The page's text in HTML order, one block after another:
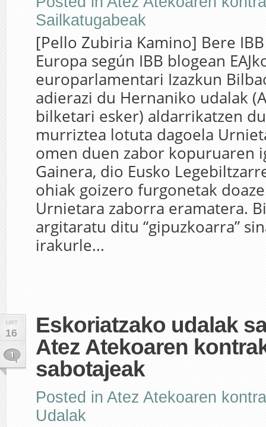
Sailkatugabeak
[Pello Zubiria Kamino] Bere
Europa según IBB blogean
europarlamentari Izazkun
adierazi du Hernaniko udalak
bilketari esker) aldarrikatzen
murriztea lotuta dagoela
omen duen zabor kopuruaren
Gainera, dio Eusko
ohiak goizero furgonetak
Urnietara zaborra eramatera.
argitaratu ditu “gipuzkoarra”
irakurle...
URT
16
1
Eskoriatzako udalak
Atez Atekoaren
sabotajeak
Posted in Atez Atekoaren kontra
Udalak